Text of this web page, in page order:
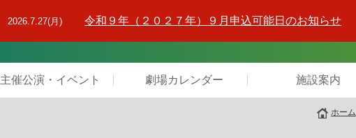
2026.7.27(月) 令和９年（２０２７年）９月申込可能日のお知らせ
主催公演・イベント 劇場カレンダー 施設案内
ホーム